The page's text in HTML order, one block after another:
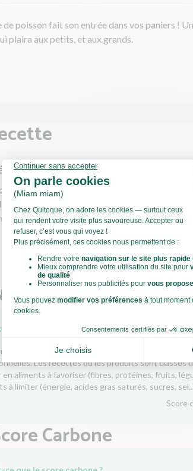
de poisson fait son entrée dans vos paniers !
plaira aux petits, et aux grands.
et coupez la courgette en fines rondelles
mandoline.
une sauteuse, faite chauffer un filet d'huile
jusqu'à ce qu'elle soit dorée. Salez,
coloration est trop rapide.
et coupez la tomate en fines demi-rondelles
Voir toute la recette
Score
ce que le Nutri-Score ?
score est un indicateur destiné à la
Les recettes ou les produits sont classés
aliments à favoriser (fibres, protéines, fruits,
à limiter (énergie, acides gras saturés, sucres,
Score
Carbone